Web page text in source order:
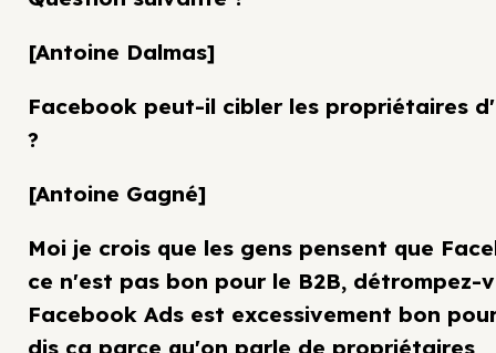
[Antoine Dalmas]
Facebook peut-il cibler les propriétaires
?
[Antoine Gagné]
Moi je crois que les gens pensent que
ce n'est pas bon pour le B2B, détrompez-
Facebook Ads est excessivement bon